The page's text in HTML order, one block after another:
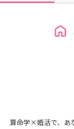
算命学×婚活で、あ